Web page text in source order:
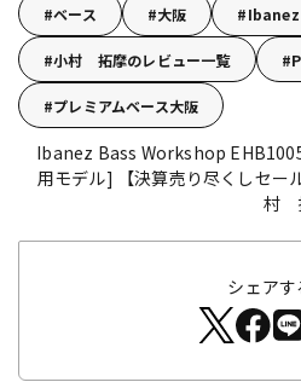
ベース 大阪 Ibanez
小村 拓摩のレビュー一覧
プレミアムベース大阪
Ibanez Bass Workshop
用モデル] 【決算売り尽くしセール
村
シェアす